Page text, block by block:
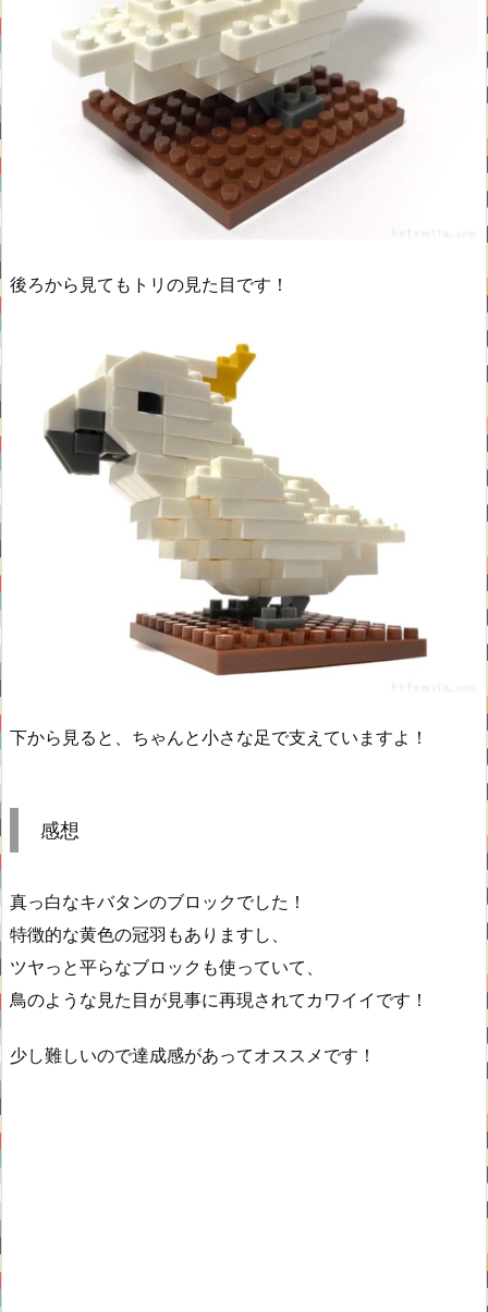
後ろから見てもトリの見た目です！
下から見ると、ちゃんと小さな足で支えていますよ！
感想
真っ白なキバタンのブロックでした！
特徴的な黄色の冠羽もありますし、
ツヤっと平らなブロックも使っていて、
鳥のような見た目が見事に再現されてカワイイです！
少し難しいので達成感があってオススメです！